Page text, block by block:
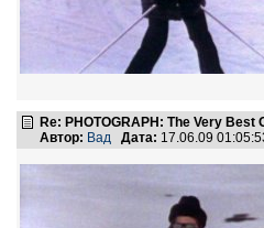
Re: PHOTOGRAPH: The Very Best
Автор: Вад Дата: 17.06.09